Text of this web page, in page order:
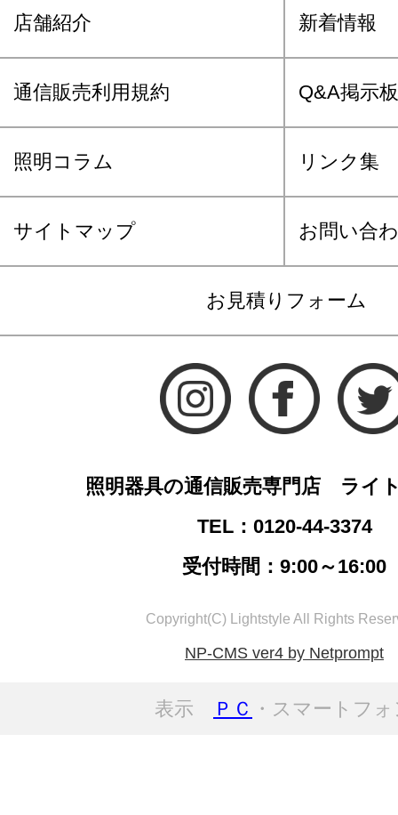
店舗紹介 新着情報
通信販売利用規約 Q&A掲示板
照明コラム リンク集
サイトマップ お問い合
お見積りフォーム
照明器具の通信販売専門店 ライ
TEL：0120-44-3374
受付時間：9:00～16:00
Copyright(C) Lightstyle All Rights
NP-CMS ver4 by Netprompt
表示 ＰＣ ・スマートフ